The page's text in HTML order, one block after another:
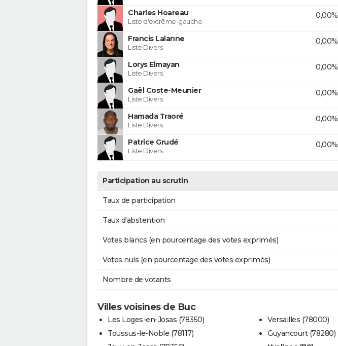
Charles Hoareau
Liste d'extrême-gauche
0,00%
Francis Lalanne
Liste Divers
0,00%
Lorys Elmayan
Liste Divers
0,00%
Gaël Coste-Meunier
Liste Divers
0,00%
Hamada Traoré
Liste Divers
0,00%
Patrice Grudé
Liste Divers
0,00%
Participation au scrutin
Taux de participation
Taux d'abstention
Votes blancs (en pourcentage des votes exprimés)
Votes nuls (en pourcentage des votes exprimés)
Nombre de votants
Villes voisines de Buc
Les Loges-en-Josas (78350)
Toussus-le-Noble (78117)
Versailles (78000)
Guyancourt (78280)